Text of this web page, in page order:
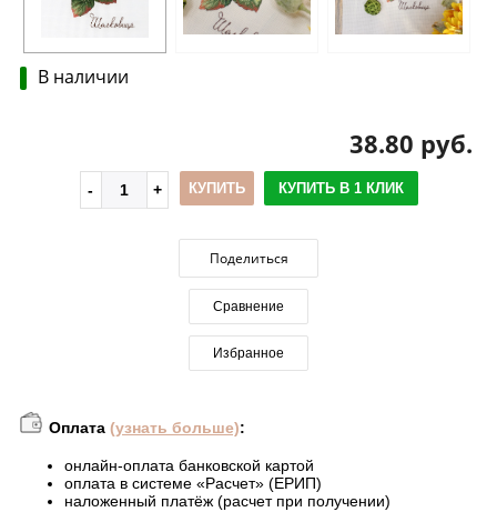
В наличии
38.80 руб.
КУПИТЬ КУПИТЬ В 1 КЛИК
Поделиться
Сравнение
Избранное
Оплата (узнать больше):
онлайн-оплата банковской картой
оплата в системе «Расчет» (ЕРИП)
наложенный платёж (расчет при получении)